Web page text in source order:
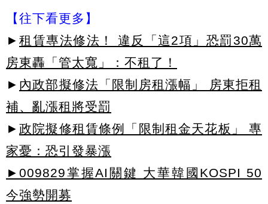
【往下看更多】
► 租賃專法修法！ 違反「這2項」恐罰30萬
房東轟「管太寬」：不租了！
► 內政部擬修法「限制房租漲幅」 房東拒租
補、亂漲租將受罰
► 政院擬修租賃條例「限制租金天花板」 專
家憂：恐引發暴漲
►009829掌握AI關鍵 大華韓國KOSPI 50
今強勢開募